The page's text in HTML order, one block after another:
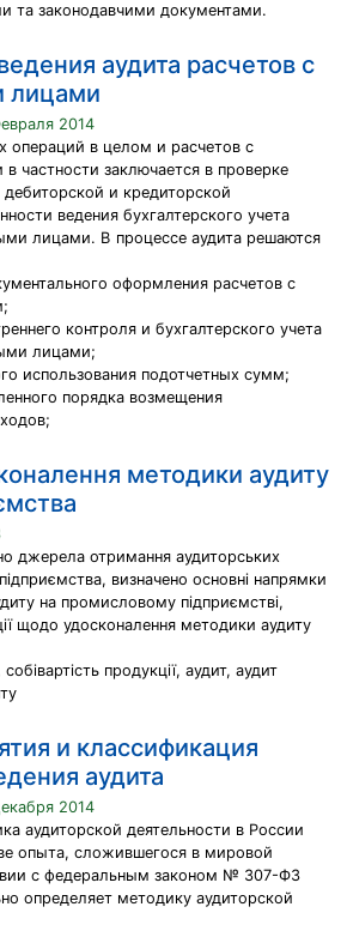
та законодавчими документами.
аудита расчетов с
лицами
2014
операций в целом и расчетов с
частности заключается в проверке
дебиторской и кредиторской
ведения бухгалтерского учета
лицами. В процессе аудита решаются
оформления расчетов с
контроля и бухгалтерского учета
лицами;
использования подотчетных сумм;
порядка возмещения
методики аудиту
джерела отримання аудиторських
визначено основні напрямки
на промисловому підприємстві,
щодо удосконалення методики аудиту
продукції, аудит, аудит
и классификация
аудита
2014
аудиторской деятельности в России
опыта, сложившегося в мировой
с федеральным законом № 307-ФЗ
определяет методику аудиторской